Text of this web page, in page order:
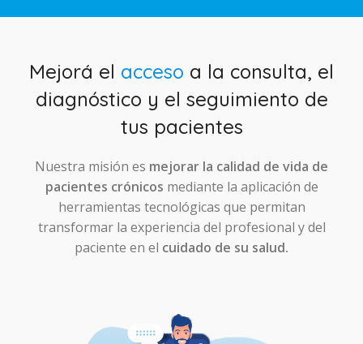
Mejorá el acceso a la consulta, el
diagnóstico y el seguimiento de
tus pacientes
Nuestra misión es mejorar la calidad de vida de
pacientes crónicos mediante la aplicación de
herramientas tecnológicas que permitan
transformar la experiencia del profesional y del
paciente en el cuidado de su salud.